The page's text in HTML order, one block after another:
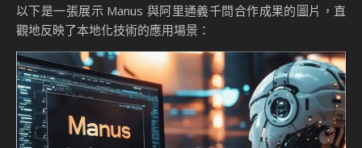
以下是一張展示 Manus 與阿里通義千問合作成果的圖片，直
觀地反映了本地化技術的應用場景：